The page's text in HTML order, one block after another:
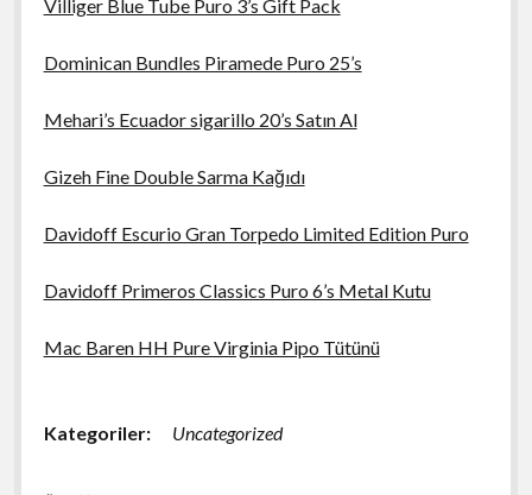
Villiger Blue Tube Puro 3’s Gift Pack
Dominican Bundles Piramede Puro 25’s
Mehari’s Ecuador sigarillo 20’s Satın Al
Gizeh Fine Double Sarma Kağıdı
Davidoff Escurio Gran Torpedo Limited Edition Puro
Davidoff Primeros Classics Puro 6’s Metal Kutu
Mac Baren HH Pure Virginia Pipo Tütünü
Kategoriler: Uncategorized